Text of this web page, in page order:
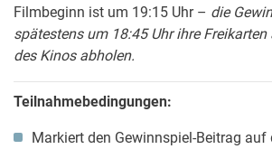
Filmbeginn ist um 19:15 Uhr – die
spätestens um 18:45 Uhr ihre Freikarten
des Kinos abholen.
Teilnahmebedingungen:
Markiert den Gewinnspiel-Beitrag auf